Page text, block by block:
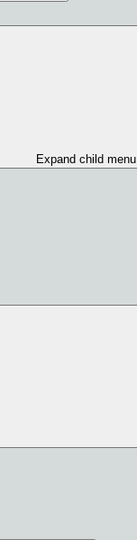
Expand child menu